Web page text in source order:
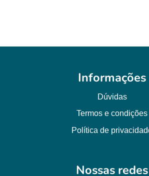
Informações
Dúvidas
Termos e condições
Política de
Nossas redes